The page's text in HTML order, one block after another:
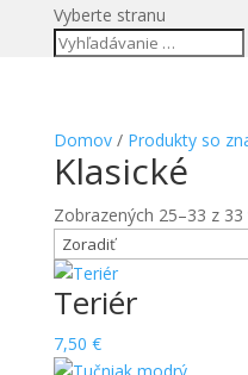
Vyberte stranu
Domov/ Produkty so
Klasické
Zobrazených 25–33 z
Teriér
7,50 €